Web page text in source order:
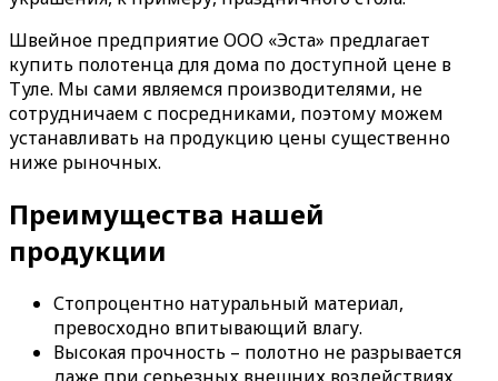
Швейное предприятие ООО «Эста» предлагает
купить полотенца для дома по доступной цене в
Туле. Мы сами являемся производителями, не
сотрудничаем с посредниками, поэтому можем
устанавливать на продукцию цены существенно
ниже рыночных.
Преимущества нашей
продукции
Стопроцентно натуральный материал,
превосходно впитывающий влагу.
Высокая прочность – полотно не разрывается